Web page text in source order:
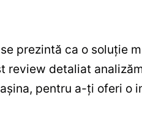
prezintă ca o soluție
review detaliat
pentru a-ți oferi o